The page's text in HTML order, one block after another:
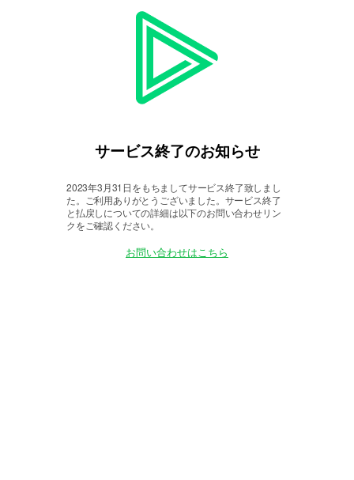
サービス終了のお知らせ
2023年3月31日をもちましてサービス終了致しまし
た。
ご利用ありがとうございました。サービス終了
と払戻しについての詳細は以下のお問い合わせリン
クをご確認ください。
お問い合わせはこちら